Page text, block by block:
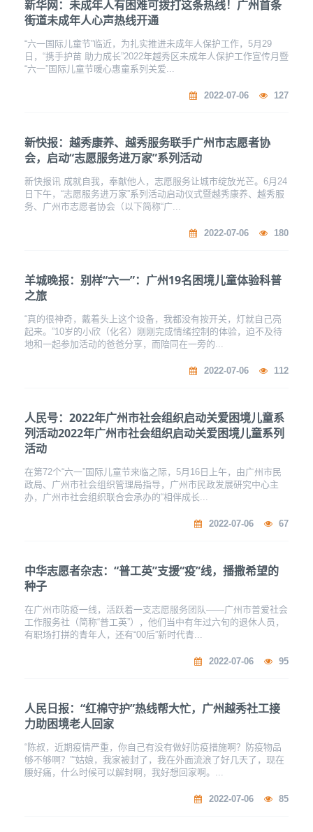
新华网：未成年人有困难可拨打这条热线！广州首条
街道未成年人心声热线开通
“六一国际儿童节”临近，为扎实推进未成年人保护工作，5月29
日，“携手护苗 助力成长”2022年越秀区未成年人保护工作宣传月暨
“六一”国际儿童节暖心惠童系列关爱...
2022-07-06 127
新快报：越秀康养、越秀服务联手广州市志愿者协
会，启动“志愿服务进万家”系列活动
新快报讯 成就自我，奉献他人，志愿服务让城市绽放光芒。6月24
日下午，“志愿服务进万家”系列活动启动仪式暨越秀康养、越秀服
务、广州市志愿者协会（以下简称“广...
2022-07-06 180
羊城晚报：别样“六一”：广州19名困境儿童体验科普
之旅
“真的很神奇，戴着头上这个设备，我都没有按开关，灯就自己亮
起来。”10岁的小欣（化名）刚刚完成情绪控制的体验，迫不及待
地和一起参加活动的爸爸分享，而陪同在一旁的...
2022-07-06 112
人民号：2022年广州市社会组织启动关爱困境儿童系
列活动2022年广州市社会组织启动关爱困境儿童系列
活动
在第72个“六一”国际儿童节来临之际，5月16日上午，由广州市民
政局、广州市社会组织管理局指导，广州市民政发展研究中心主
办，广州市社会组织联合会承办的“相伴成长...
2022-07-06 67
中华志愿者杂志：“普工英”支援“疫”线，播撒希望的
种子
在广州市防疫一线，活跃着一支志愿服务团队——广州市普爱社会
工作服务社（简称“普工英”），他们当中有年过六旬的退休人员，
有职场打拼的青年人，还有“00后”新时代青...
2022-07-06 95
人民日报：“红棉守护”热线帮大忙，广州越秀社工接
力助困境老人回家
“陈叔，近期疫情严重，你自己有没有做好防疫措施啊？防疫物品
够不够啊？”“姑娘，我家被封了，我在外面流浪了好几天了，现在
腰好痛，什么时候可以解封啊，我好想回家啊。...
2022-07-06 85